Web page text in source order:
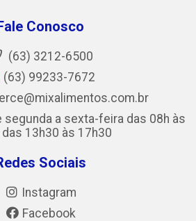
Conosco
(63) 3212-6500
(63) 99233-7672
segunda a sexta-feira das 08h às
das 13h30 às 17h30
Sociais
Instagram
Facebook